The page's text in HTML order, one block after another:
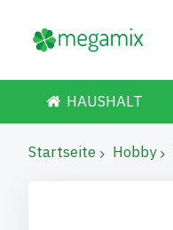
HAUSHALT
Startseite Hobby